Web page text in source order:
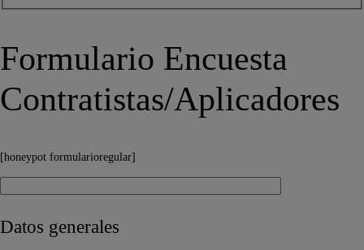
Formulario Encuesta
Contratistas/Aplicadores
[honeypot formularioregular]
Datos generales